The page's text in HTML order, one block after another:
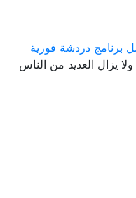
يزال العديد من الناس